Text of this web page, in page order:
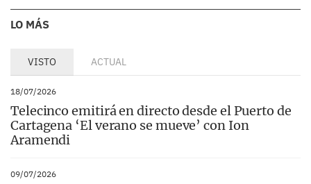
LO MÁS
VISTO ACTUAL
18/07/2026
Telecinco emitirá en directo desde el Puerto de
Cartagena ‘El verano se mueve’ con Ion
Aramendi
09/07/2026